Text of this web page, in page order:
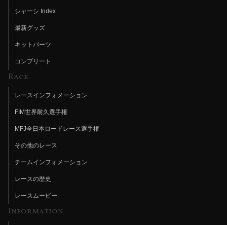
シャーシ Index
最新グッズ
キットパーツ
コンプリート
Race
レースインフォメーション
FIM世界耐久選手権
MFJ全日本ロードレース選手権
その他のレース
チームインフォメーション
レースの歴史
レースムービー
Information